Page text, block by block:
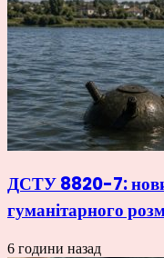
ДСТУ 8820-7:
гуманітарного
6 години назад